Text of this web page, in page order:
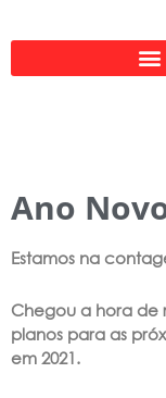
Ano
Estamos na
Chegou a hora de
planos para as
em 2021.